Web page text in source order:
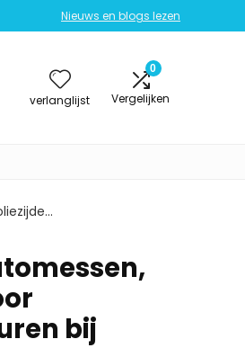
Nieuws en blogs lezen
verlanglijst
0
Vergelijken
bij